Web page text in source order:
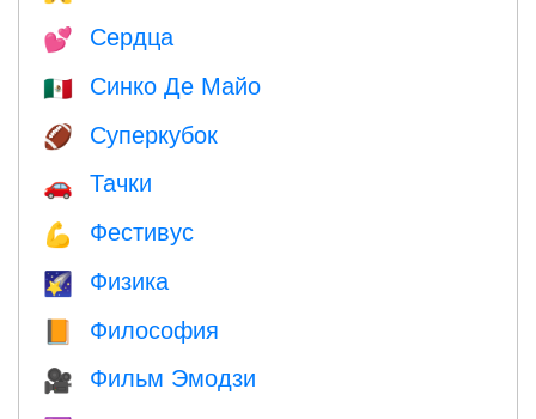
💕 Сердца
🇲🇽 Синко Де Майо
🏈 Суперкубок
🚗 Тачки
💪 Фестивус
🌠 Физика
📙 Философия
🎥 Фильм Эмодзи